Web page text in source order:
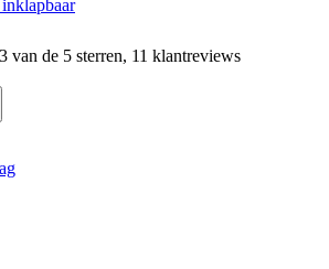
van de 5 sterren, 11 klantreviews